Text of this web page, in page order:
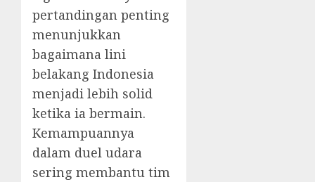
pertandingan penting
menunjukkan
bagaimana lini
belakang Indonesia
menjadi lebih solid
ketika ia bermain.
Kemampuannya
dalam duel udara
sering membantu tim